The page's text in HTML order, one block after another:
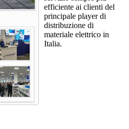
efficiente ai clienti del
principale player di
distribuzione di
materiale elettrico in
Italia.